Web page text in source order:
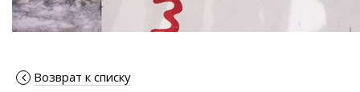
Возврат к списку